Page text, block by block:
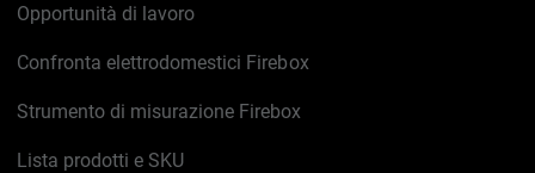
Opportunità di lavoro
Confronta elettrodomestici Firebox
Strumento di misurazione Firebox
Lista prodotti e SKU